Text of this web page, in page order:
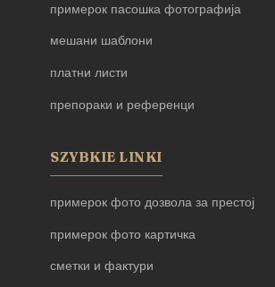
примерок пасошка фотографија
мешани шаблони
платни листи
препораки и референци
SZYBKIE LINKI
примерок фото дозвола за престој
примерок фото картичка
сметки и фактури